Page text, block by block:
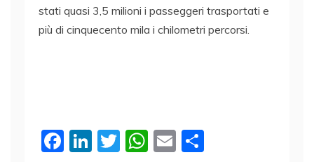
stati quasi 3,5 milioni i passeggeri trasportati e
più di cinquecento mila i chilometri percorsi.
F
Li T
W E